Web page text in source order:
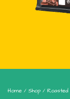
Home / Shop /